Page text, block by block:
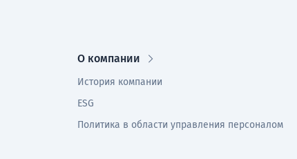
О компании
История компании
ESG
Политика в области управления персоналом